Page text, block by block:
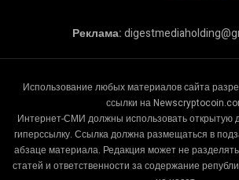
Реклама:
Использование любых материалов сайта
ссылки на
Интернет-СМИ должны использовать открытую
гиперссылку. Ссылка должна размещаться в
абзаце материала. Редакция может не
статей и ответственности за содержание